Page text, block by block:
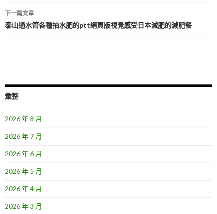
導
覽
下一篇文章
泰山通水管各種抽水肥的ptt網頁版視覺感受日本減肥的減肥餐
彙整
2026 年 8 月
2026 年 7 月
2026 年 6 月
2026 年 5 月
2026 年 4 月
2026 年 3 月